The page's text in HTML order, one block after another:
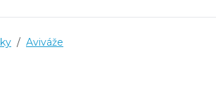
/ Aviváže